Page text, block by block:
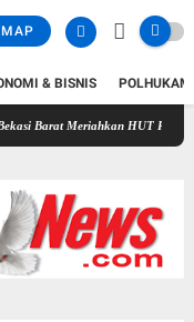
& BISNIS POLHUKAM
Dalam Rangka Mempererat